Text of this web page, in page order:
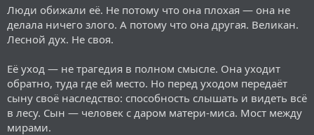
Люди обижали её. Не потому что она плохая — она не
делала ничего злого. А потому что она другая. Великан.
Лесной дух. Не своя.
Её уход — не трагедия в полном смысле. Она уходит
обратно, туда где ей место. Но перед уходом передаёт
сыну своё наследство: способность слышать и видеть всё
в лесу. Сын — человек с даром матери-миса. Мост между
мирами.